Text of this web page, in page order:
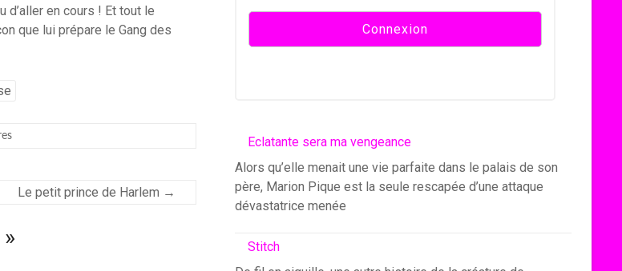
en cours ! Et tout le
que lui prépare le Gang des
Le petit prince de Harlem →
»
Eclatante sera ma vengeance
Alors qu’elle menait une vie parfaite dans le palais de son
père, Marion Pique est la seule rescapée d’une attaque
dévastatrice menée
Stitch